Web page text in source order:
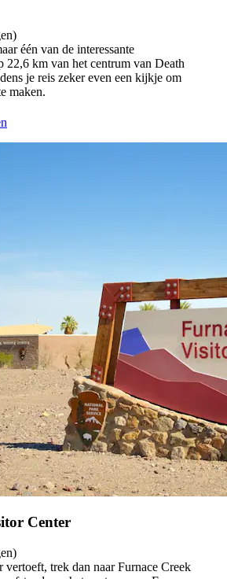
één van de interessante
22,6 km van het centrum van Death
je reis zeker even een kijkje om
maken.
Center
vertoeft, trek dan naar Furnace Creek